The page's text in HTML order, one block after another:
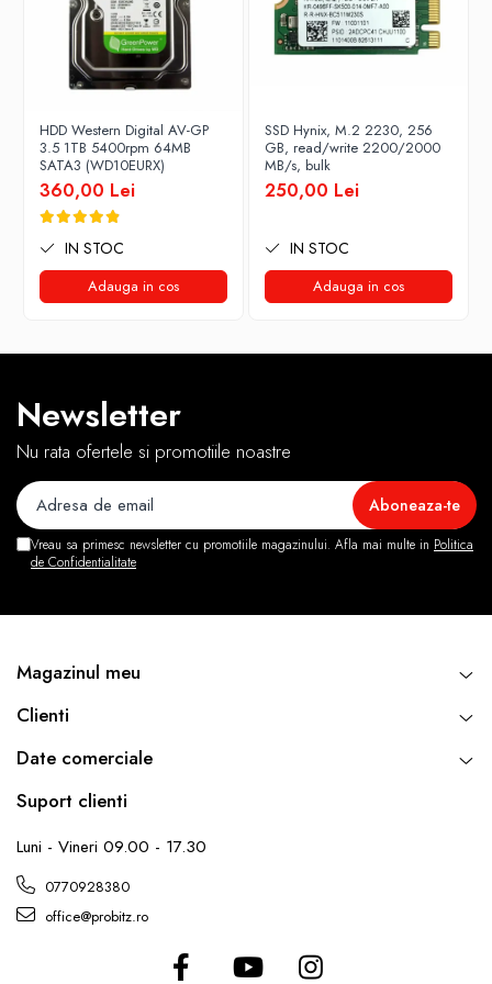
HDD Western Digital AV-GP
3.5 1TB 5400rpm 64MB
SATA3 (WD10EURX)
360,00 Lei
IN STOC
Adauga in cos
SSD Hynix, M.2 2230, 256
GB, read/write 2200/2000
MB/s, bulk
250,00 Lei
IN STOC
Adauga in cos
Newsletter
Nu rata ofertele si promotiile noastre
Vreau sa primesc newsletter cu promotiile magazinului. Afla mai multe in Politica
de Confidentialitate
Magazinul meu
Clienti
Date comerciale
Suport clienti
Luni - Vineri 09.00 - 17.30
0770928380
office@probitz.ro